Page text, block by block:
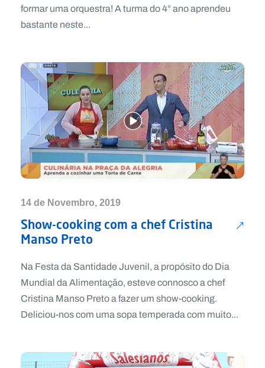
formar uma orquestra! A turma do 4° ano aprendeu
bastante neste...
14 de Novembro, 2019
Show-cooking com a chef Cristina
Manso Preto
Na Festa da Santidade Juvenil, a propósito do Dia
Mundial da Alimentação, esteve connosco a chef
Cristina Manso Preto a fazer um show-cooking.
Deliciou-nos com uma sopa temperada com muito...